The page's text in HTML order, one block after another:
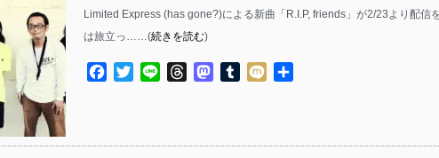
Limited Express (has gone?)による新曲「R.I.P, friends」が2/23より配信
は旅立っ……(続きを読む)
Facebook
TwitterLine ThreadsMastodon
TumblrMixi